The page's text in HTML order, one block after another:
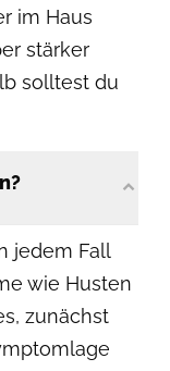
im Haus
stärker
solltest du
jedem Fall
wie Husten
zunächst